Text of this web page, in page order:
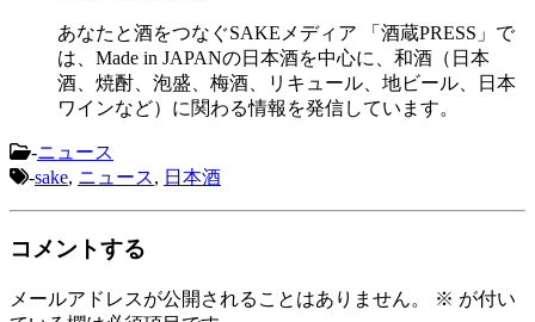
あなたと酒をつなぐSAKEメディア 「酒蔵PRESS」で
は、Made in JAPANの日本酒を中心に、和酒（日本
酒、焼酎、泡盛、梅酒、リキュール、地ビール、日本
ワインなど）に関わる情報を発信しています。
-ニュース
-sake, ニュース, 日本酒
コメントする
メールアドレスが公開されることはありません。 ※ が付い